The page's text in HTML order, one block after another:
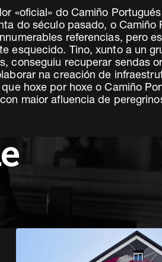
«oficial» do Camiño
do século pasado, o Camiño
referencias, pero
esquecido. Tino, xunto a un
conseguiu recuperar sendas
na creación de
hoxe por hoxe o Camiño
maior afluencia de